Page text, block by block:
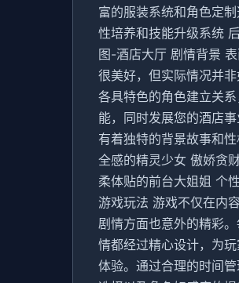
富的服装系统和角色定
性培养和技能升级系统
图-酒店大厅 剧情背景
很美好，但实际情况并
各具特色的角色建立关
能，同时发展您的酒店
有着独特的背景故事和
全感的精灵少女 傲娇贪
柔体贴的前台大姐姐 个
游戏玩法 游戏不仅在内
剧情方面也意外的精彩
情都经过精心设计，为
体验。通过合理的时间